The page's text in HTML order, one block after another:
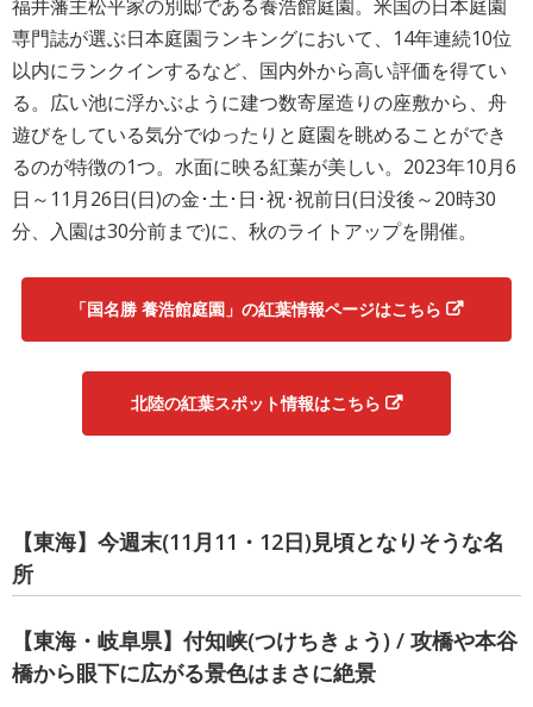
福井藩主松平家の別邸である養浩館庭園。米国の日本庭園
専門誌が選ぶ日本庭園ランキングにおいて、14年連続10位
以内にランクインするなど、国内外から高い評価を得てい
る。広い池に浮かぶように建つ数寄屋造りの座敷から、舟
遊びをしている気分でゆったりと庭園を眺めることができ
るのが特徴の1つ。水面に映る紅葉が美しい。2023年10月6
日～11月26日(日)の金･土･日･祝･祝前日(日没後～20時30
分、入園は30分前まで)に、秋のライトアップを開催。
「国名勝 養浩館庭園」の紅葉情報ページはこちら
北陸の紅葉スポット情報はこちら
【東海】今週末(11月11・12日)見頃となりそうな名
所
【東海・岐阜県】付知峡(つけちきょう) / 攻橋や本谷
橋から眼下に広がる景色はまさに絶景